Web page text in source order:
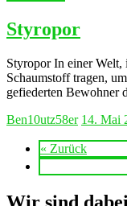
Styropor
Styropor In einer Welt,
Schaumstoff tragen,
gefiederten Bewohner
Ben10utz58er 14. Mai
« Zurück
Wir sind